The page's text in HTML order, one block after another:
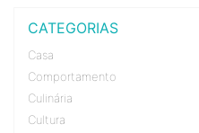
CATEGORIAS
Casa
Comportamento
Culinária
Cultura